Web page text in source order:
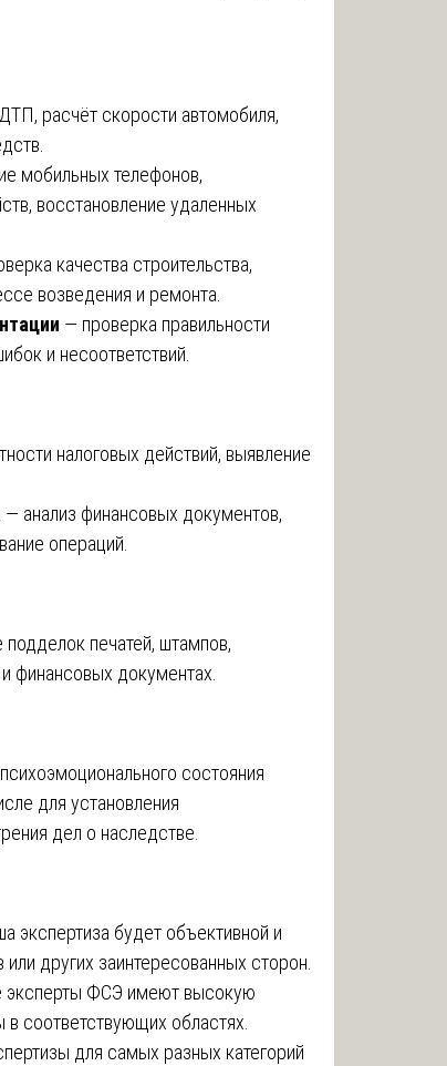
расчёт скорости автомобиля,
мобильных телефонов,
восстановление удаленных
качества строительства,
возведения и ремонта.
— проверка правильности
и несоответствий.
налоговых действий, выявление
— анализ финансовых документов,
операций.
печатей, штампов,
финансовых документах.
состояния
для установления
дел о наследстве.
экспертиза будет объективной и
других заинтересованных сторон.
эксперты ФСЭ имеют высокую
соответствующих областях.
для самых разных категорий